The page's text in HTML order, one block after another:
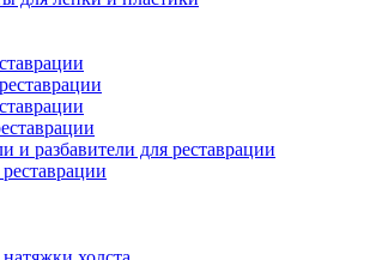
и разбавители для реставрации